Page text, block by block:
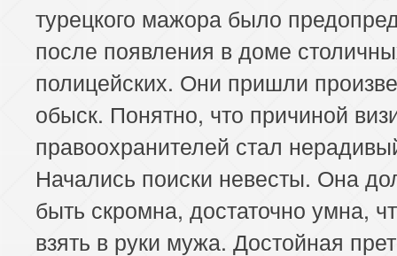
турецкого мажора было
после появления в доме
полицейских. Они пришли
обыск. Понятно, что причиной
правоохранителей стал
Начались поиски невесты. Она
быть скромна, достаточно умна,
взять в руки мужа. Достойная